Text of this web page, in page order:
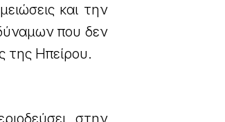
και την
που δεν
της Ηπείρου.
στην